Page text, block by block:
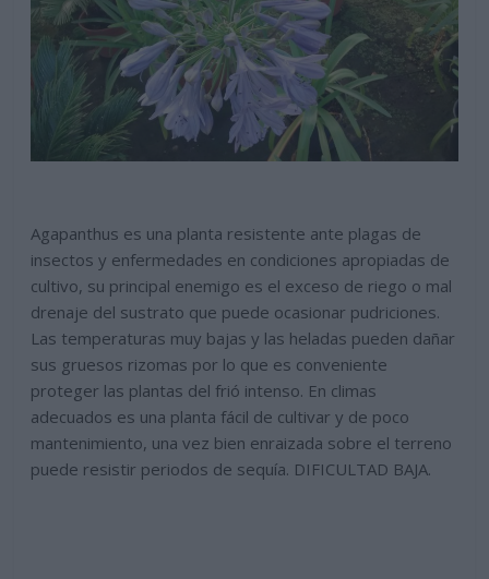
Agapanthus es una planta resistente ante plagas de
insectos y enfermedades en condiciones apropiadas de
cultivo, su principal enemigo es el exceso de riego o mal
drenaje del sustrato que puede ocasionar pudriciones.
Las temperaturas muy bajas y las heladas pueden dañar
sus gruesos rizomas por lo que es conveniente
proteger las plantas del frió intenso. En climas
adecuados es una planta fácil de cultivar y de poco
mantenimiento, una vez bien enraizada sobre el terreno
puede resistir periodos de sequía. DIFICULTAD BAJA.